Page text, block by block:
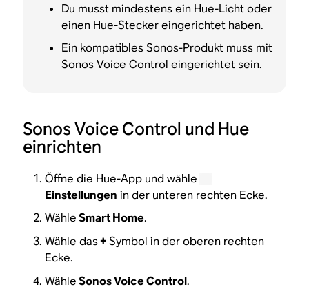
Du musst mindestens ein Hue-Licht oder
einen Hue-Stecker eingerichtet haben.
Ein kompatibles Sonos-Produkt muss mit
Sonos Voice Control eingerichtet sein.
Sonos Voice Control und Hue
einrichten
Öffne die Hue-App und wähle
Einstellungen in der unteren rechten Ecke.
WähleSmart Home.
Wähle das+Symbol in der oberen rechten
Ecke.
WähleSonos Voice Control.